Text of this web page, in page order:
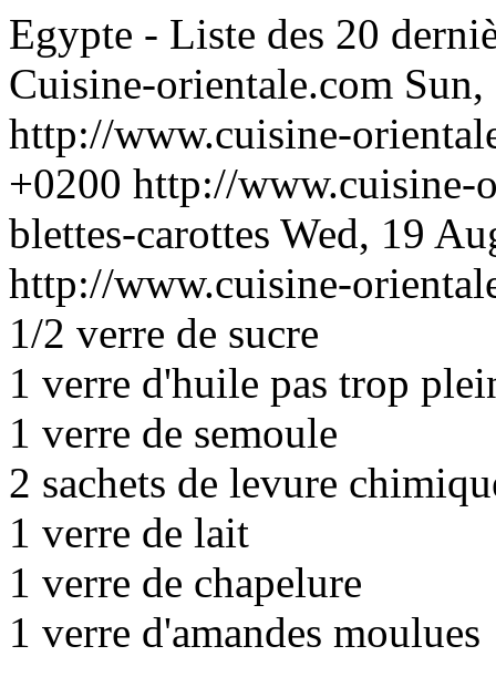
Egypte - Liste des 20
Cuisine-orientale.com
http://www.cuisine-
+0200 http://www.cuisine-
blettes-carottes Wed, 19
http://www.cuisine-
1/2 verre de sucre
1 verre d'huile pas trop
1 verre de semoule
2 sachets de levure
1 verre de lait
1 verre de chapelure
1 verre d'amandes moulues